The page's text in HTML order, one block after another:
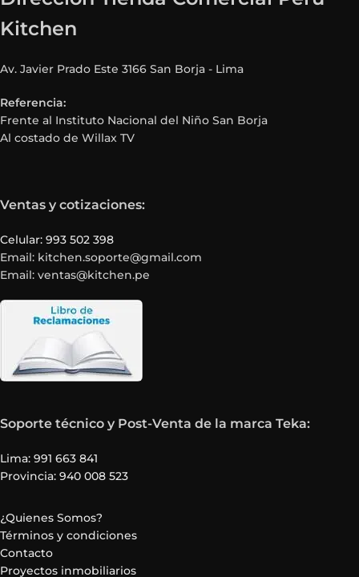
Kitchen
Av. Javier Prado Este 3166 San Borja - Lima
Referencia:
Frente al Instituto Nacional del Niño San Borja
Al costado de Willax TV
Ventas y cotizaciones:
Celular: 993 502 398
Email: kitchen.soporte@gmail.com
Email: ventas@kitchen.pe
Soporte técnico y Post-Venta de la marca Teka:
Lima: 991 663 841
Provincia: 940 008 523
¿Quienes Somos?
Términos y condiciones
Contacto
Proyectos inmobiliarios